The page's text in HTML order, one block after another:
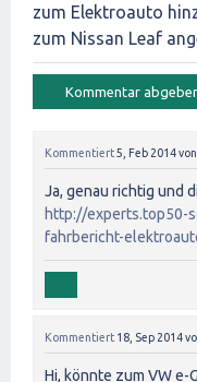
zum Elektroauto
zum Nissan Leaf
Kommentiert5, Feb 2014von
Ja, genau richtig und
http://experts.top50-
fahrbericht-
Kommentiert 18, Sep 2014
Hi, könnte zum VW